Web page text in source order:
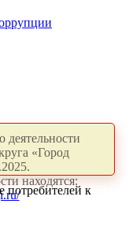
деятельности
«Город
находятся:
потребителей к